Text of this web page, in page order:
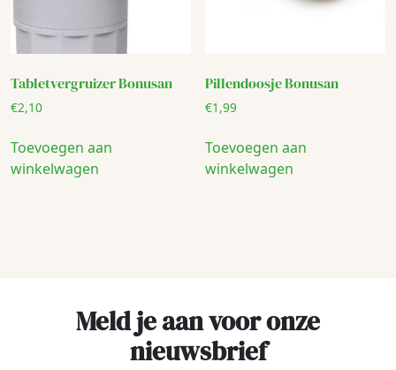
Tabletvergruizer Bonusan
€2,10
Toevoegen aan
winkelwagen
Pillendoosje Bonusan
€1,99
Toevoegen aan
winkelwagen
Meld je aan voor onze
nieuwsbrief